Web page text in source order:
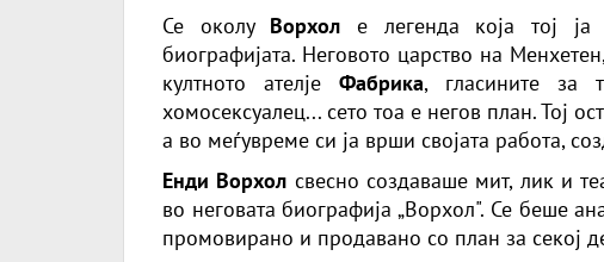
Се околу Ворхол е легенда која тој
биографијата. Неговото царство на Менхетен,
култното ателје Фабрика, гласините за
хомосексуалец... сето тоа е негов план. Тој
а во меѓувреме си ја врши својата работа,
Енди Ворхол свесно создаваше мит, лик и
во неговата биографија „Ворхол". Се беше
промовирано и продавано со план за секој